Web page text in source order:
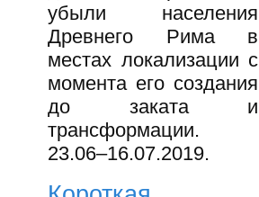
убыли населения
Древнего Рима в
местах локализации с
момента его создания
до заката и
трансформации.
23.06–16.07.2019.